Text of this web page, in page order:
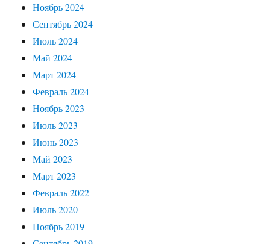
Ноябрь 2024
Сентябрь 2024
Июль 2024
Май 2024
Март 2024
Февраль 2024
Ноябрь 2023
Июль 2023
Июнь 2023
Май 2023
Март 2023
Февраль 2022
Июль 2020
Ноябрь 2019